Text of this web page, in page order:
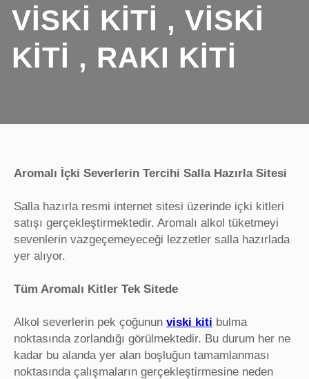
VISKI KITI , VISKI
KITI , RAKI KITI
Aromalı İçki Severlerin Tercihi Salla Hazırla Sitesi
Salla hazırla resmi internet sitesi üzerinde içki kitleri
satışı gerçekleştirmektedir. Aromalı alkol tüketmeyi
sevenlerin vazgeçemeyeceği lezzetler salla hazırlada
yer alıyor.
Tüm Aromalı Kitler Tek Sitede
Alkol severlerin pek çoğunun viski kiti bulma
noktasında zorlandığı görülmektedir. Bu durum her ne
kadar bu alanda yer alan boşluğun tamamlanması
noktasında çalışmaların gerçekleştirmesine neden